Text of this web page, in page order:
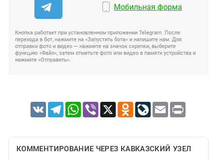
Мобильная форма
Кнопка работает при установленном приложении Telegram. После
перехода в бот, нажмите на «Запустить бота» и напишите нам. Для
отправки фото и видео — нажмите на значок скрепки, выберите
функцию «Файл», затем отметьте фото или видео в памяти устройства и
нажмите «Отправить».
VK TelegramWhatsApp
Viber X Odnoklassniki
LiveJournal
Email Print
КОММЕНТИРОВАНИЕ ЧЕРЕЗ КАВКАЗСКИЙ УЗЕЛ